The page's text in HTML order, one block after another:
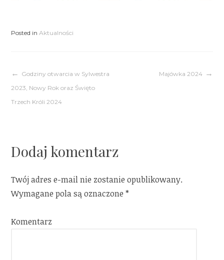
Posted in Aktualności
Nawigacja
wpisu
Godziny otwarcia w Sylwestra
2023, Nowy Rok oraz Święto
Trzech Króli 2024
Majówka 2024
Dodaj komentarz
Twój adres e-mail nie zostanie opublikowany.
Wymagane pola są oznaczone*
Komentarz